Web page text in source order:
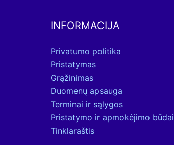
INFORMACIJA
Privatumo politika
Pristatymas
Grąžinimas
Duomenų apsauga
Terminai ir sąlygos
Pristatymo ir apmokėjimo būdai
Tinklaraštis